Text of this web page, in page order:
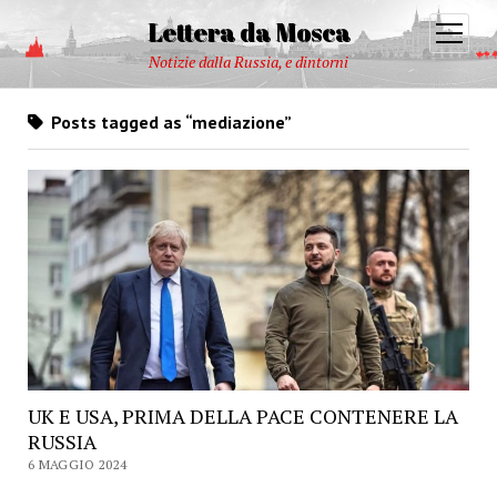
Lettera da Mosca
Notizie dalla Russia, e dintorni
open
menu
Posts tagged as “mediazione”
UK E USA, PRIMA DELLA PACE CONTENERE LA
RUSSIA
6 MAGGIO 2024